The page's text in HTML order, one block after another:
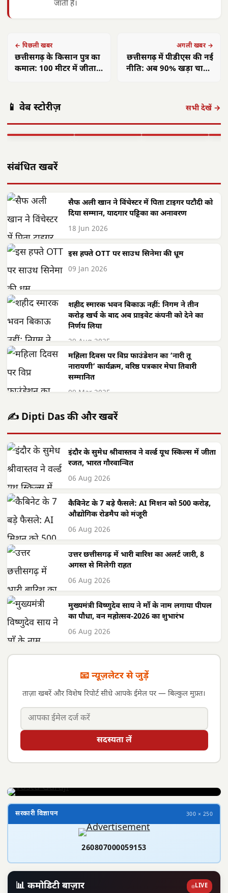
जाती हैं।
← पिछली खबर
छत्तीसगढ़ के किसान पुत्र का
कमाल: 100 मीटर में जीता
अगली खबर →
छत्तीसगढ़ में पीडीएस की नई
नीति: अब 90% खड़ा चावल
📱 वेब स्टोरीज़ सभी देखें →
'बीज बोने में लगा
वासेपुर'…
साय के नेतृत्व में…
फोकस— हर पात्र
शासन…
संबंधित खबरें
सैफ अली खान ने विंचेस्टर में पिता टाइगर पटौदी को
दिया सम्मान, यादगार पट्टिका का अनावरण
18 Jun 2026
इस हफ्ते OTT पर साउथ सिनेमा की धूम
09 Jan 2026
शहीद स्मारक भवन बिकाऊ नहीं: निगम ने तीन
करोड़ खर्च के बाद अब प्राइवेट कंपनी को देने का
निर्णय लिया
29 Aug 2025
महिला दिवस पर विप्र फाउंडेशन का ‘नारी तू
नारायणी’ कार्यक्रम, वरिष्ठ पत्रकार मेघा तिवारी
सम्मानित
09 Mar 2025
✍️ Dipti Das की और खबरें
इंदौर के सुमेध श्रीवास्तव ने वर्ल्ड यूथ स्किल्स में जीता
रजत, भारत गौरवान्वित
06 Aug 2026
कैबिनेट के 7 बड़े फैसले: AI मिशन को 500 करोड़,
औद्योगिक रोडमैप को मंजूरी
06 Aug 2026
उत्तर छत्तीसगढ़ में भारी बारिश का अलर्ट जारी, 8
अगस्त से मिलेगी राहत
06 Aug 2026
मुख्यमंत्री विष्णुदेव साय ने माँ के नाम लगाया पीपल
का पौधा, वन महोत्सव-2026 का शुभारंभ
06 Aug 2026
📧 न्यूज़लेटर से जुड़ें
ताज़ा खबरें और विशेष रिपोर्ट सीधे आपके ईमेल पर — बिल्कुल मुफ़्त।
सदस्यता लें
सरकारी विज्ञापन 300 × 250
260807000059153
📊 कमोडिटी बाज़ार LIVE